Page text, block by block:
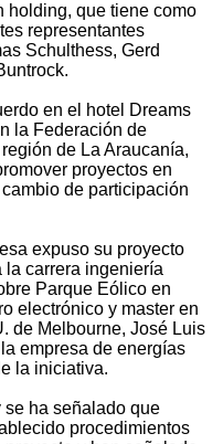
holding, que tiene como
representantes
Schulthess, Gerd
en el hotel Dreams
la Federación de
de La Araucanía,
proyectos en
de participación
expuso su proyecto
carrera ingeniería
Parque Eólico en
electrónico y master en
de Melbourne, José Luis
empresa de energías
la iniciativa.
se ha señalado que
procedimientos